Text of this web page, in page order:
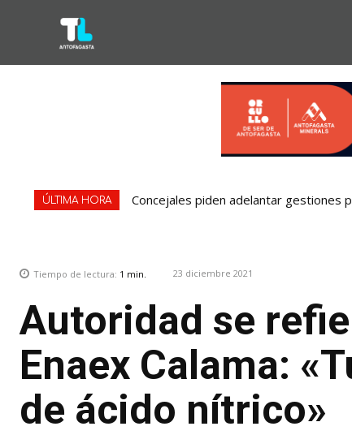
ÚLTIMA HORA Concejales piden adelantar gestiones
Tiempo de lectura: 1 min. 23 diciembre 2021
Autoridad se
Enaex Calama:
de ácido nítrico»